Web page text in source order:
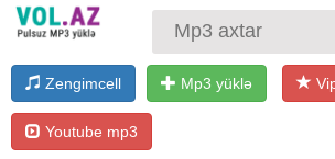
Zengimcell Mp3 yüklə
Youtube mp3